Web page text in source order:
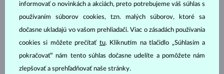
ŠPERKY ZATELIÉRU KLENOTA
informovať o novinkách a akciách, preto potrebujeme váš súhlas s
používaním súborov cookies, tzn. malých súborov, ktoré sa
dočasne ukladajú vo vašom prehliadači. Viac o zásadách používania
cookies si môžete prečítať tu. Kliknutím na tlačidlo „Súhlasím a
pokračovať“ nám tento súhlas dočasne udelíte a pomôžete nám
zlepšovať a sprehľadňovať naše stránky.